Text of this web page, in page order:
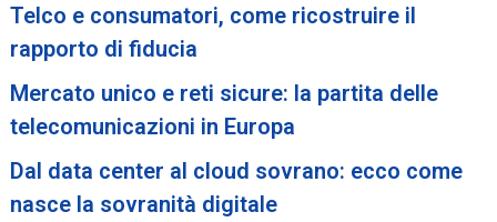
Telco e consumatori, come ricostruire il
rapporto di fiducia
Mercato unico e reti sicure: la partita delle
telecomunicazioni in Europa
Dal data center al cloud sovrano: ecco come
nasce la sovranità digitale